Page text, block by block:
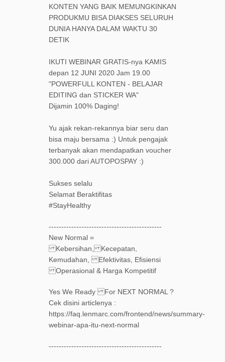
KONTEN YANG BAIK MEMUNGKINKAN
PRODUKMU BISA DIAKSES SELURUH
DUNIA HANYA DALAM WAKTU 30
DETIK
IKUTI WEBINAR GRATIS-nya KAMIS
depan 12 JUNI 2020 Jam 19.00
"POWERFULL KONTEN - BELAJAR
EDITING dan STICKER WA"
Dijamin 100% Daging!
Yu ajak rekan-rekannya biar seru dan
bisa maju bersama :) Untuk pengajak
terbanyak akan mendapatkan voucher
300.000 dari AUTOPOSPAY :)
Sukses selalu
Selamat Beraktifitas
#StayHealthy
---------------------------------------------
New Normal =
Kebersihan, Kecepatan,
Kemudahan, Efektivitas, Efisiensi
Operasional & Harga Kompetitif
Yes We Ready For NEXT NORMAL ?
Cek disini articlenya :
https://faq.lenmarc.com/frontend/news/summary-
webinar-apa-itu-next-normal
---------------------------------------------